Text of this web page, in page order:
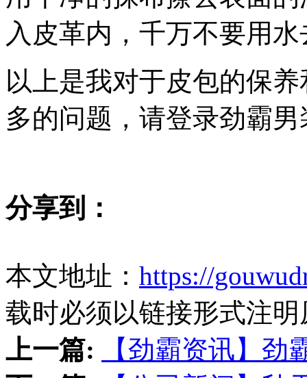
入皮革内，千万不要用
以上是我对于皮包的保
多的问题，请登录劲霸男
分享到：
本文地址： https://
载时必须以链接形式注
上一篇:
【劲霸资讯】劲